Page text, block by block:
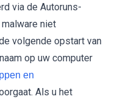
via de Autoruns-
niet
volgende opstart van
op uw computer
en
Als u het